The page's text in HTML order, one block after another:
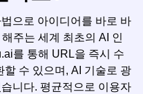
으로 아이디어를 바로 바
주는 세계 최초의 AI 인
를 통해 URL을 즉시 수
수 있으며, AI 기술로 광
니다. 평균적으로 이용자